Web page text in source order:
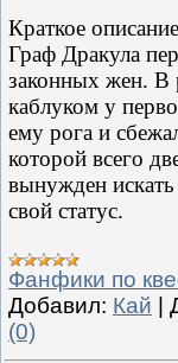
Краткое
Граф Дракула
законных жен. В
каблуком у
ему рога и
которой всего
вынужден
свой статус.
Фанфики по
Добавил: Кай
(0)